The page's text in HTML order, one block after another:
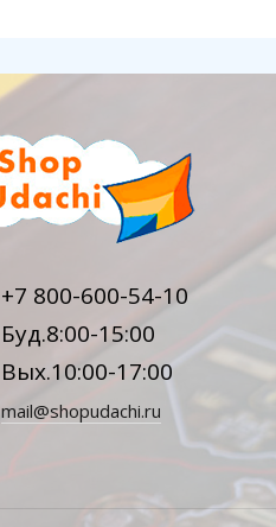
+7 800-600-54-10
Буд.8:00-15:00
Вых.10:00-17:00
mail@shopudachi.ru